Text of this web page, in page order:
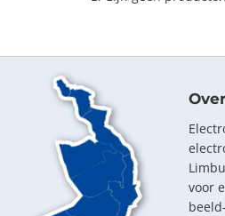
voor